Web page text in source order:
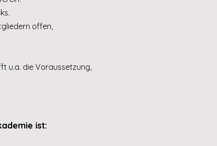
offen,
u.a. die Voraussetzung,
ist: